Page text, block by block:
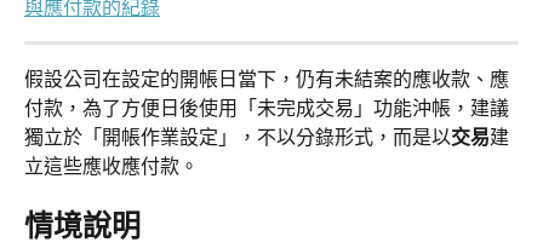
與應付款的紀錄
假設公司在設定的開帳日當下，仍有未結案的應收款、應
付款，為了方便日後使用「未完成交易」功能沖帳，建議
獨立於「開帳作業設定」，不以分錄形式，而是以交易建
立這些應收應付款。
情境說明